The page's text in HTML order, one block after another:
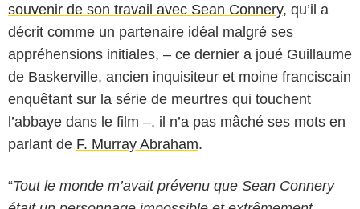
souvenir de son travail avec Sean Connery, qu’il a
décrit comme un partenaire idéal malgré ses
appréhensions initiales, – ce dernier a joué Guillaume
de Baskerville, ancien inquisiteur et moine franciscain
enquêtant sur la série de meurtres qui touchent
l’abbaye dans le film –, il n’a pas mâché ses mots en
parlant de F. Murray Abraham.
“Tout le monde m’avait prévenu que Sean Connery